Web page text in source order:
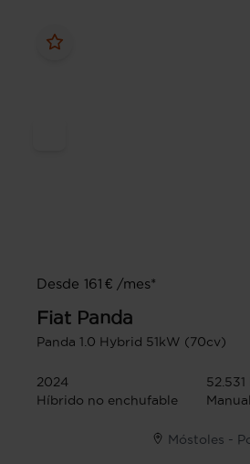
Desde 161 € /mes*
Fiat Panda
Panda 1.0 Hybrid 51kW (70cv)
2024
52.531
Híbrido no enchufable
Manual
Móstoles -